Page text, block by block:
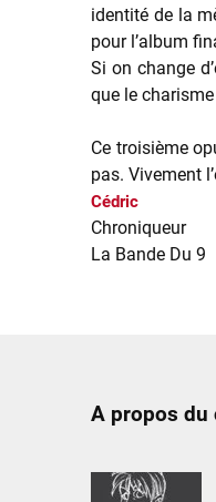
identité de la
pour l’album
Si on change
que le
Ce troisième
pas. Vivement
Cédric
Chroniqueur
La Bande Du 9
A propos du